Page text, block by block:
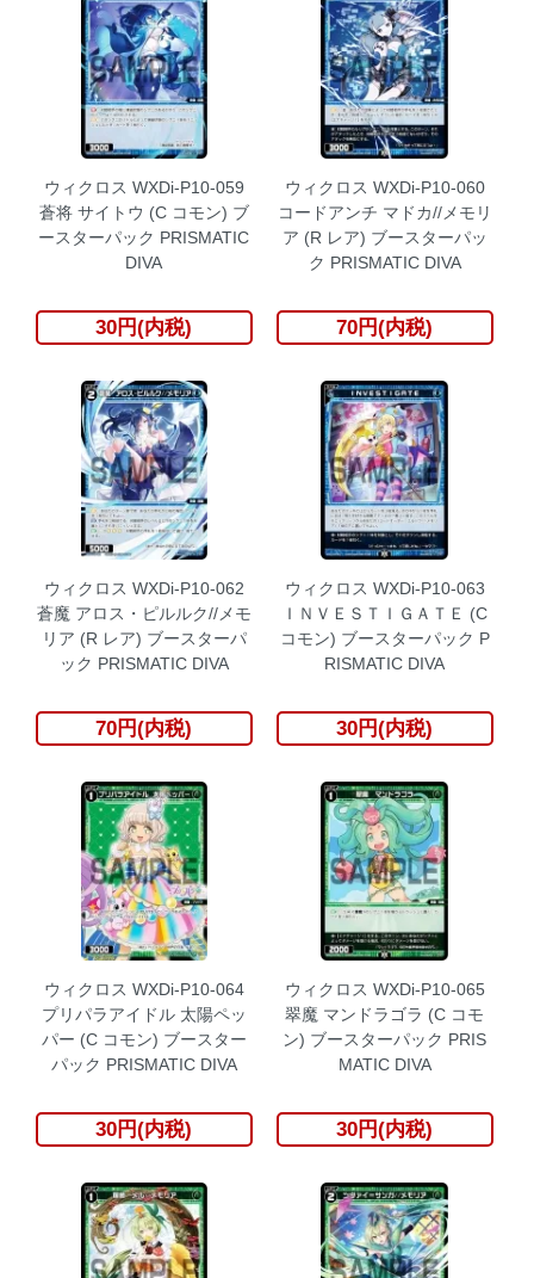
ウィクロス WXDi-P10-059
蒼将 サイトウ (C コモン) ブ
ースターパック PRISMATIC
DIVA
30円(内税)
ウィクロス WXDi-P10-060
コードアンチ マドカ//メモリ
ア (R レア) ブースターパッ
ク PRISMATIC DIVA
70円(内税)
ウィクロス WXDi-P10-062
蒼魔 アロス・ピルルク//メモ
リア (R レア) ブースターパ
ック PRISMATIC DIVA
70円(内税)
ウィクロス WXDi-P10-063
ＩＮＶＥＳＴＩＧＡＴＥ (C
コモン) ブースターパック P
RISMATIC DIVA
30円(内税)
ウィクロス WXDi-P10-064
プリパラアイドル 太陽ペッ
パー (C コモン) ブースター
パック PRISMATIC DIVA
30円(内税)
ウィクロス WXDi-P10-065
翠魔 マンドラゴラ (C コモ
ン) ブースターパック PRIS
MATIC DIVA
30円(内税)